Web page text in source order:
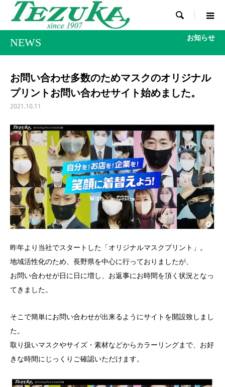

NEWS お知らせ
お問い合わせ多数のためマスクのオリジナル
プリントお問い合わせサイト始めました。
2021.10.11
昨年より当社でスタートした「オリジナルマスクプリント」。
地域活性化のため、長野県を中心に行っておりましたが、
お問い合わせが日に日に増し、お返事にお時間を頂く状況となっ
てきました。
そこで簡単にお問い合わせが出来るようにサイトを開設致しまし
た。
取り扱いマスクやサイズ・素材などからカラーリングまで、お好
きな時間にじっくりご確認いただけます。